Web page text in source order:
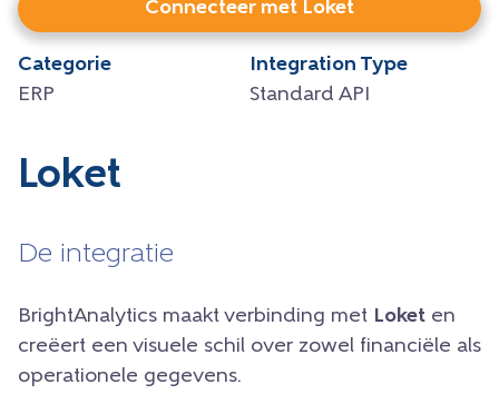
Connecteer met Loket
Categorie
ERP
Integration Type
Standard API
Loket
De integratie
BrightAnalytics maakt verbinding met Loket en
creëert een visuele schil over zowel financiële als
operationele gegevens.